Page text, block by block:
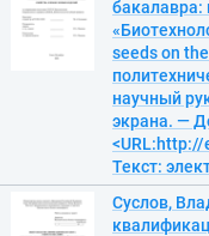
бакалавра:
seeds on
научный
экрана. —
Текст:
Суслов,